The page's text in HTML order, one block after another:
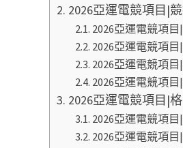
2026亞運電競項目|
2026亞運電競項
2026亞運電競項
2026亞運電競項
2026亞運電競項
2026亞運電競項目|
2026亞運電競項
2026亞運電競項目